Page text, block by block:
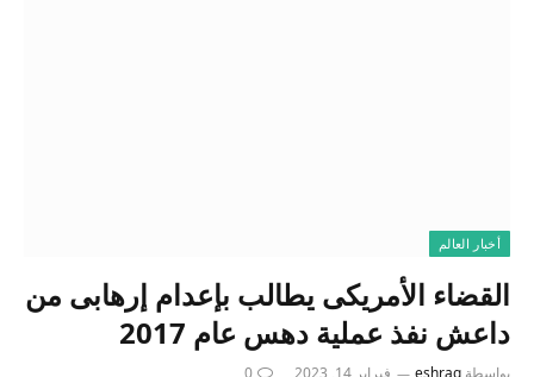
أخبار العالم
القضاء الأمريكى يطالب بإعدام إرهابى من
داعش نفذ عملية دهس عام 2017
بواسطة eshrag فبراير 14, 2023 0